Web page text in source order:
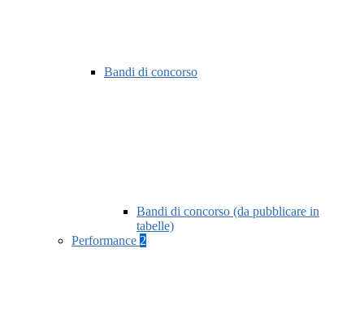
Bandi di concorso
Bandi di concorso (da pubblicare in
tabelle)
Performance 2